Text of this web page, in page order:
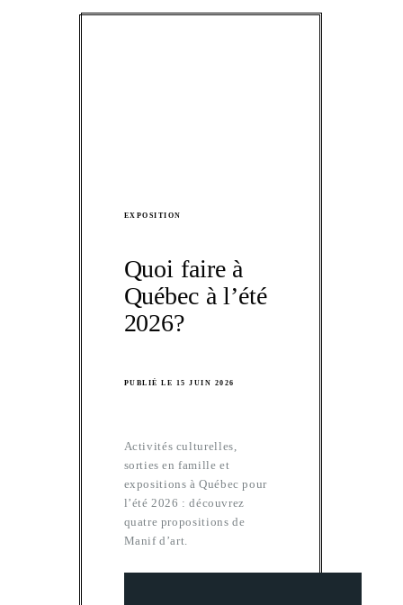
EXPOSITION
Quoi faire à
Québec à l’été
2026?
PUBLIÉ LE 15 JUIN 2026
Activités culturelles,
sorties en famille et
expositions à Québec pour
l’été 2026 : découvrez
quatre propositions de
Manif d’art.